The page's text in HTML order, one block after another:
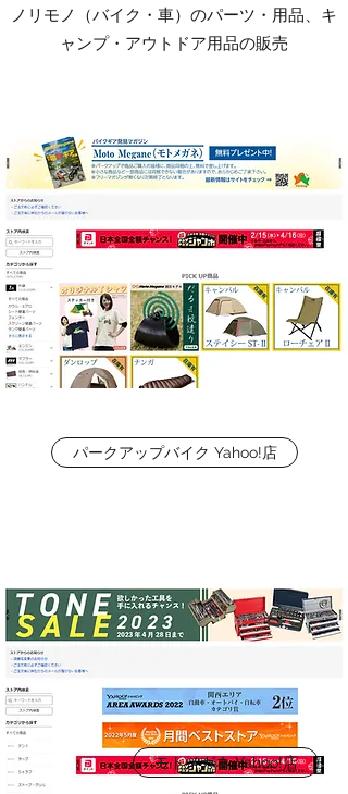
ノリモノ（バイク・車）のパーツ・用品、キ
ャンプ・アウトドア用品の販売
パークアップバイク Yahoo!店
モトメガネ Yahoo!店